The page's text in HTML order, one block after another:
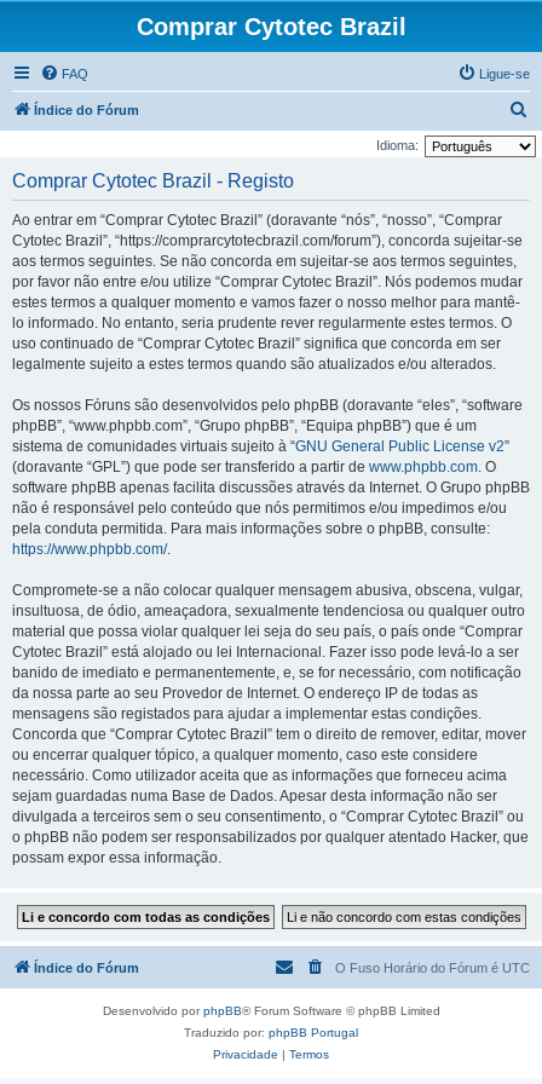
Comprar Cytotec Brazil
FAQ Ligue-se
Índice do Fórum
e
Idioma:
Comprar Cytotec Brazil - Registo
Ao entrar em “Comprar Cytotec Brazil” (doravante “nós”, “nosso”, “Comprar
Cytotec Brazil”, “https://comprarcytotecbrazil.com/forum”), concorda sujeitar-se
aos termos seguintes. Se não concorda em sujeitar-se aos termos seguintes,
por favor não entre e/ou utilize “Comprar Cytotec Brazil”. Nós podemos mudar
estes termos a qualquer momento e vamos fazer o nosso melhor para mantê-
lo informado. No entanto, seria prudente rever regularmente estes termos. O
uso continuado de “Comprar Cytotec Brazil” significa que concorda em ser
legalmente sujeito a estes termos quando são atualizados e/ou alterados.
Os nossos Fóruns são desenvolvidos pelo phpBB (doravante “eles”, “software
phpBB”, “www.phpbb.com”, “Grupo phpBB”, “Equipa phpBB”) que é um
sistema de comunidades virtuais sujeito à “GNU General Public License v2”
(doravante “GPL”) que pode ser transferido a partir de www.phpbb.com. O
software phpBB apenas facilita discussões através da Internet. O Grupo phpBB
não é responsável pelo conteúdo que nós permitimos e/ou impedimos e/ou
pela conduta permitida. Para mais informações sobre o phpBB, consulte:
https://www.phpbb.com/.
Compromete-se a não colocar qualquer mensagem abusiva, obscena, vulgar,
insultuosa, de ódio, ameaçadora, sexualmente tendenciosa ou qualquer outro
material que possa violar qualquer lei seja do seu país, o país onde “Comprar
Cytotec Brazil” está alojado ou lei Internacional. Fazer isso pode levá-lo a ser
banido de imediato e permanentemente, e, se for necessário, com notificação
da nossa parte ao seu Provedor de Internet. O endereço IP de todas as
mensagens são registados para ajudar a implementar estas condições.
Concorda que “Comprar Cytotec Brazil” tem o direito de remover, editar, mover
ou encerrar qualquer tópico, a qualquer momento, caso este considere
necessário. Como utilizador aceita que as informações que forneceu acima
sejam guardadas numa Base de Dados. Apesar desta informação não ser
divulgada a terceiros sem o seu consentimento, o “Comprar Cytotec Brazil” ou
o phpBB não podem ser responsabilizados por qualquer atentado Hacker, que
possam expor essa informação.
Índice do Fórum O Fuso Horário do Fórum é UTC
Desenvolvido porphpBB® Forum Software © phpBB Limited
Traduzido por: phpBB Portugal
Privacidade | Termos